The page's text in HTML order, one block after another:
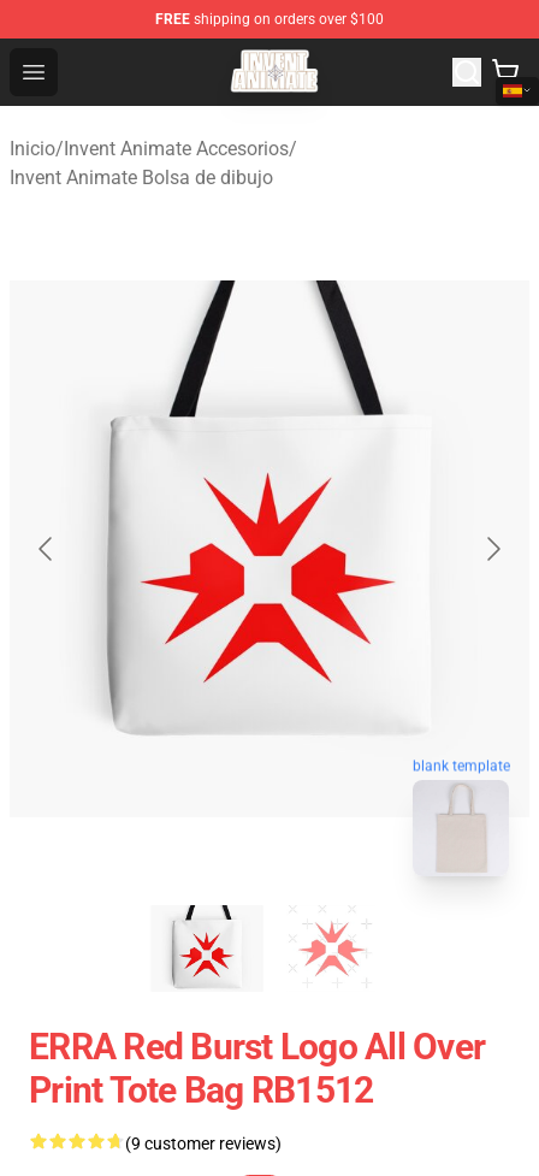
FREE shipping on orders over $100
Open menu
Invent Animate Shop - Official Invent Animate
Inicio/Invent Animate Accesorios/
Invent Animate Bolsa de dibujo
blank template
ERRA Red Burst Logo All Over
Print Tote Bag RB1512
(9 customer reviews)